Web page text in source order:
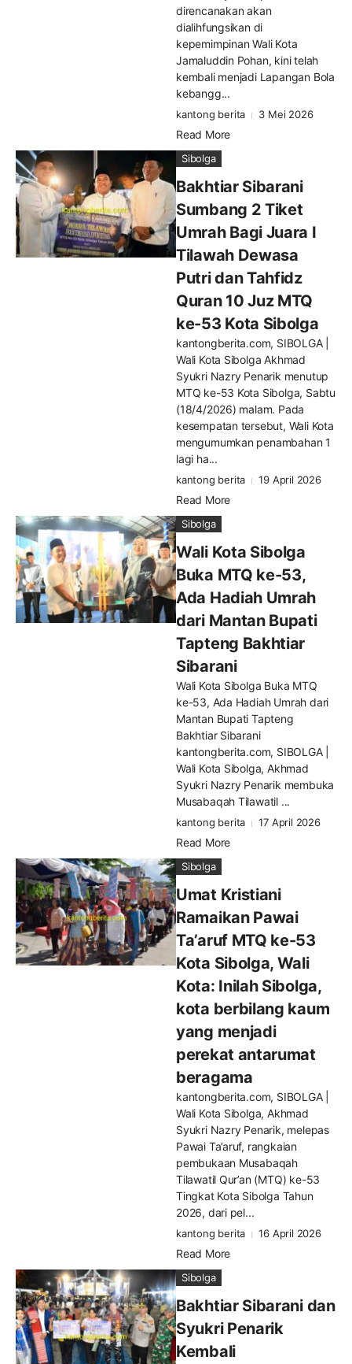
direncanakan akan
dialihfungsikan di
kepemimpinan Wali Kota
Jamaluddin Pohan, kini telah
kembali menjadi Lapangan Bola
kebangg...
kantong berita 3 Mei 2026
Read More
Sibolga
Bakhtiar Sibarani
Sumbang 2 Tiket
Umrah Bagi Juara I
Tilawah Dewasa
Putri dan Tahfidz
Quran 10 Juz MTQ
ke-53 Kota Sibolga
kantongberita.com, SIBOLGA |
Wali Kota Sibolga Akhmad
Syukri Nazry Penarik menutup
MTQ ke-53 Kota Sibolga, Sabtu
(18/4/2026) malam. Pada
kesempatan tersebut, Wali Kota
mengumumkan penambahan 1
lagi ha...
kantong berita 19 April 2026
Read More
Sibolga
Wali Kota Sibolga
Buka MTQ ke-53,
Ada Hadiah Umrah
dari Mantan Bupati
Tapteng Bakhtiar
Sibarani
Wali Kota Sibolga Buka MTQ
ke-53, Ada Hadiah Umrah dari
Mantan Bupati Tapteng
Bakhtiar Sibarani
kantongberita.com, SIBOLGA |
Wali Kota Sibolga, Akhmad
Syukri Nazry Penarik membuka
Musabaqah Tilawatil ...
kantong berita 17 April 2026
Read More
Sibolga
Umat Kristiani
Ramaikan Pawai
Ta’aruf MTQ ke-53
Kota Sibolga, Wali
Kota: Inilah Sibolga,
kota berbilang kaum
yang menjadi
perekat antarumat
beragama
kantongberita.com, SIBOLGA |
Wali Kota Sibolga, Akhmad
Syukri Nazry Penarik, melepas
Pawai Ta’aruf, rangkaian
pembukaan Musabaqah
Tilawatil Qur’an (MTQ) ke-53
Tingkat Kota Sibolga Tahun
2026, dari pel...
kantong berita 16 April 2026
Read More
Sibolga
Bakhtiar Sibarani dan
Syukri Penarik
Kembali